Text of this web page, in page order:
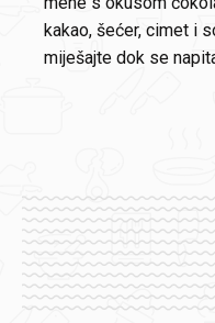
kakao, šećer, cimet i
miješajte dok se